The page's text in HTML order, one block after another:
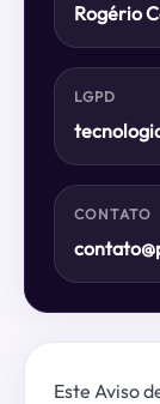
Rogério
LGPD
CONTATO
Este Aviso